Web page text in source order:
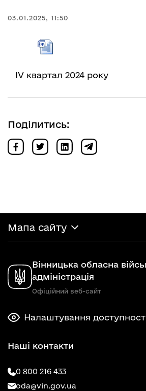
03.01.2025, 11:50
ІV квартал 2024 року
Поділитись:
Мапа сайту
Вінницька обласна
адміністрація
Офіційний веб-сайт
Налаштування
Наші контакти
0 800 216 433
oda@vin.gov.ua